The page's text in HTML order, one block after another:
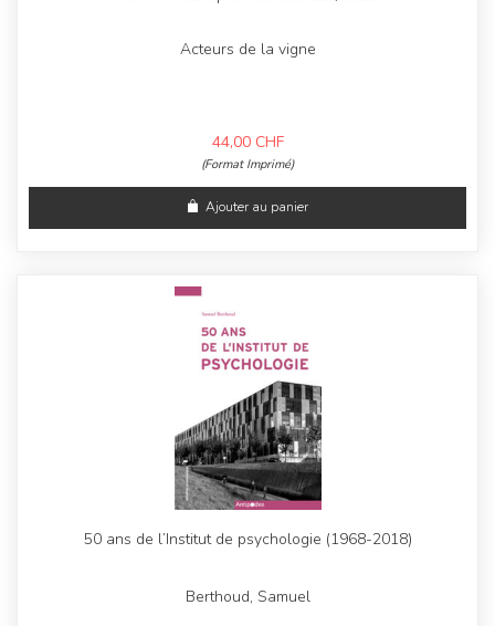
Acteurs de la vigne
44,00 CHF
(Format Imprimé)
Ajouter au panier
50 ans de l’Institut de psychologie (1968-2018)
Berthoud, Samuel